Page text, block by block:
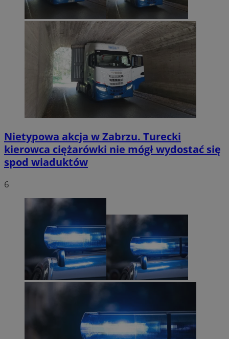
Nietypowa akcja w Zabrzu. Turecki
kierowca ciężarówki nie mógł wydostać się
spod wiaduktów
6